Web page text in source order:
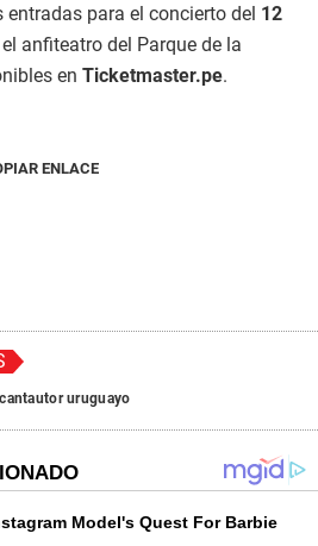
entradas para el concierto del 12
anfiteatro del Parque de la
en Ticketmaster.pe.
ENLACE
cantautor uruguayo